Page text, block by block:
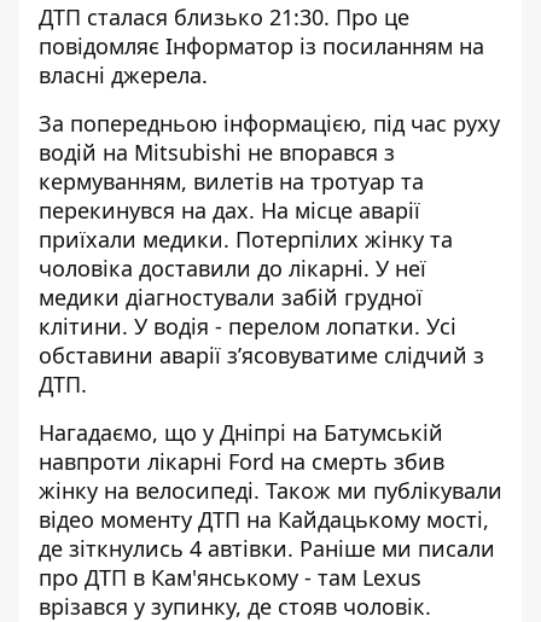
ДТП сталася близько 21:30. Про це
повідомляє Інформатор із посиланням на
власні джерела.
За попередньою інформацією, під час руху
водій на Mitsubishi не впорався з
кермуванням, вилетів на тротуар та
перекинувся на дах. На місце аварії
приїхали медики. Потерпілих жінку та
чоловіка доставили до лікарні. У неї
медики діагностували забій грудної
клітини. У водія - перелом лопатки. Усі
обставини аварії з’ясовуватиме слідчий з
ДТП.
Нагадаємо, що у Дніпрі на Батумській
навпроти лікарні Ford на смерть збив
жінку на велосипеді. Також ми публікували
відео моменту ДТП на Кайдацькому мості,
де зіткнулись 4 автівки. Раніше ми писали
про ДТП в Кам'янському - там Lexus
врізався у зупинку, де стояв чоловік.